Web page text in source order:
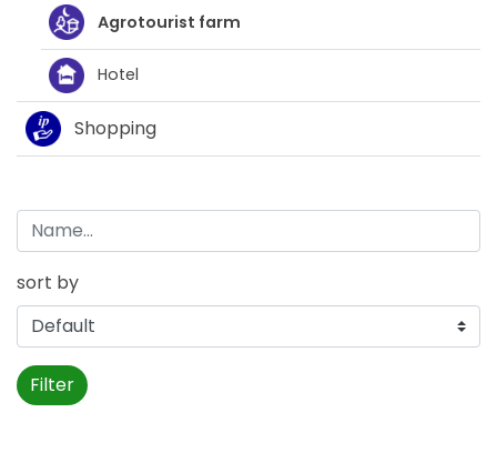
Agrotourist farm
Hotel
Shopping
sort by
Filter